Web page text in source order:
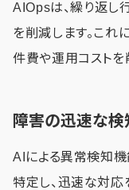
AIOpsは、繰り返し
を削減します。これ
件費や運用コストを
障害の迅速な検
AIによる異常検知機
特定し、迅速な対応